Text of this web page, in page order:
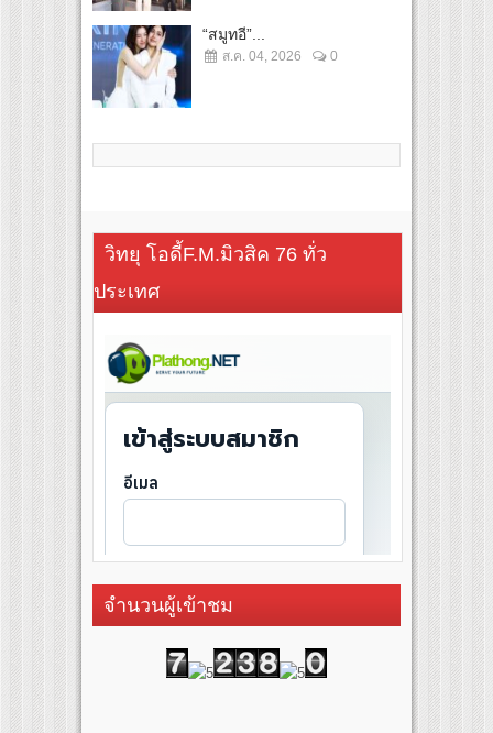
“สมูทอี”...
ส.ค. 04, 2026 0
วิทยุ โอดี้F.M.มิวสิค 76 ทั่ว
ประเทศ
จำนวนผู้เข้าชม